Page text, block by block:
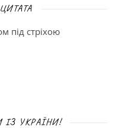
під стріхою
УКРАЇНИ!